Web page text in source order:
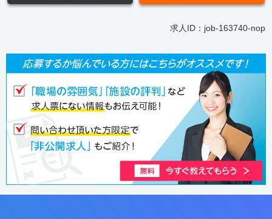
求人ID：job-163740-nop